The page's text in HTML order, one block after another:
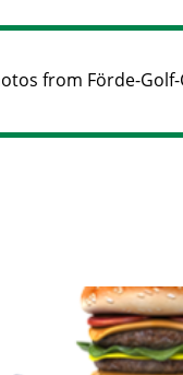
from Förde-Golf-